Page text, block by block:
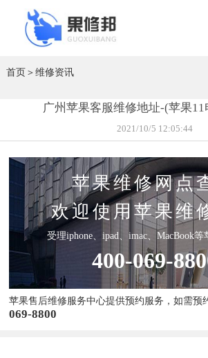
首页＞维修资讯
广州苹果客服维修地址-(苹果
2021/10/5 12:05:44
苹果维修网点
欢迎使用苹果维
受理iphone、ipad、imac、MacBook
400-069-
苹果售后维修服务中心提供预约服务，如需预
069-8800